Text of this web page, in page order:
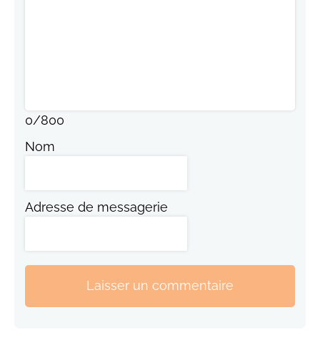
0/800
Nom
Adresse de messagerie
Laisser un commentaire